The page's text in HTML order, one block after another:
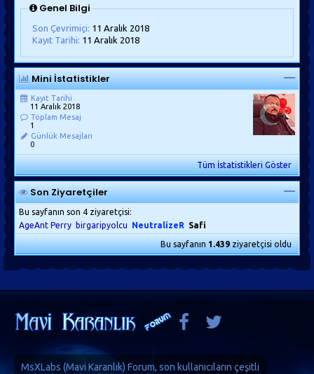
Genel Bilgi
Son Çevrimiçi: 11 Aralık 2018
Kayıt Tarihi: 11 Aralık 2018
Mini İstatistikler
Kayıt Tarihi
11 Aralık 2018
Toplam Mesaj
1
Günlük Mesajları
0
Tüm İstatistikleri Göster
Son Ziyaretçiler
Bu sayfanın son 4 ziyaretçisi:
AgeAnt Perry
birgaripyolcu NeutralizeR Safi
Bu sayfanın1.439ziyaretçisi oldu
MsXLabs (Mavi Karanlık) Forum, son kullanıcıların çeşitli